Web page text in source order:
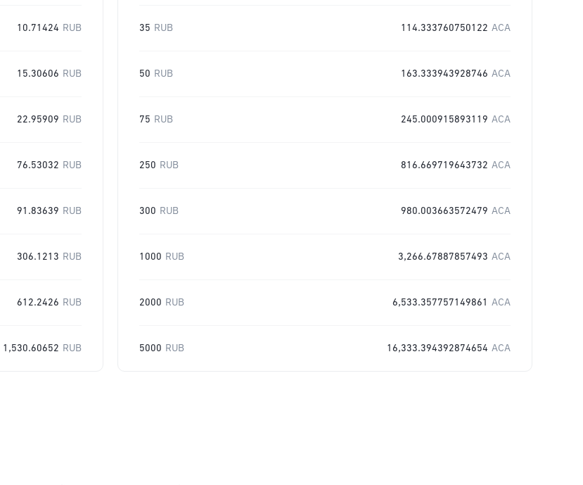
10.71424 RUB
15.30606 RUB
22.95909 RUB
76.53032 RUB
91.83639 RUB
306.1213 RUB
612.2426 RUB
1,530.60652 RUB
35 RUB 114.333760750122 ACA
50 RUB 163.333943928746 ACA
75 RUB 245.000915893119 ACA
250 RUB 816.669719643732 ACA
300 RUB 980.003663572479 ACA
1000 RUB 3,266.67887857493 ACA
2000 RUB 6,533.357757149861 ACA
5000 RUB 16,333.394392874654 ACA